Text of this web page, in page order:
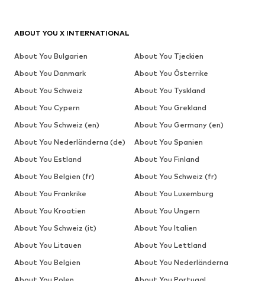
ABOUT YOU X INTERNATIONAL
About You Bulgarien
About You Tjeckien
About You Danmark
About You Österrike
About You Schweiz
About You Tyskland
About You Cypern
About You Grekland
About You Schweiz (en)
About You Germany (en)
About You Nederländerna (de)
About You Spanien
About You Estland
About You Finland
About You Belgien (fr)
About You Schweiz (fr)
About You Frankrike
About You Luxemburg
About You Kroatien
About You Ungern
About You Schweiz (it)
About You Italien
About You Litauen
About You Lettland
About You Belgien
About You Nederländerna